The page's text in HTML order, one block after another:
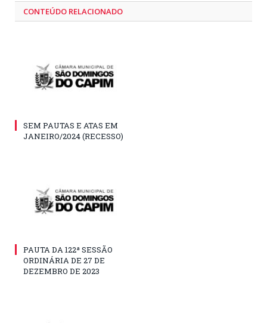
CONTEÚDO RELACIONADO
SEM PAUTAS E ATAS EM
JANEIRO/2024 (RECESSO)
PAUTA DA 122ª SESSÃO
ORDINÁRIA DE 27 DE
DEZEMBRO DE 2023